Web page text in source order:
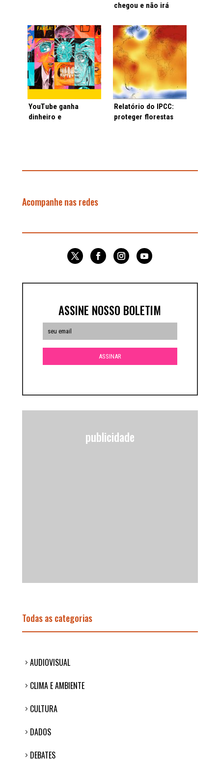
chegou e não irá
YouTube ganha
dinheiro e
Relatório do IPCC:
proteger florestas
Acompanhe nas redes
ASSINE NOSSO BOLETIM
publicidade
Todas as categorias
AUDIOVISUAL
CLIMA E AMBIENTE
CULTURA
DADOS
DEBATES